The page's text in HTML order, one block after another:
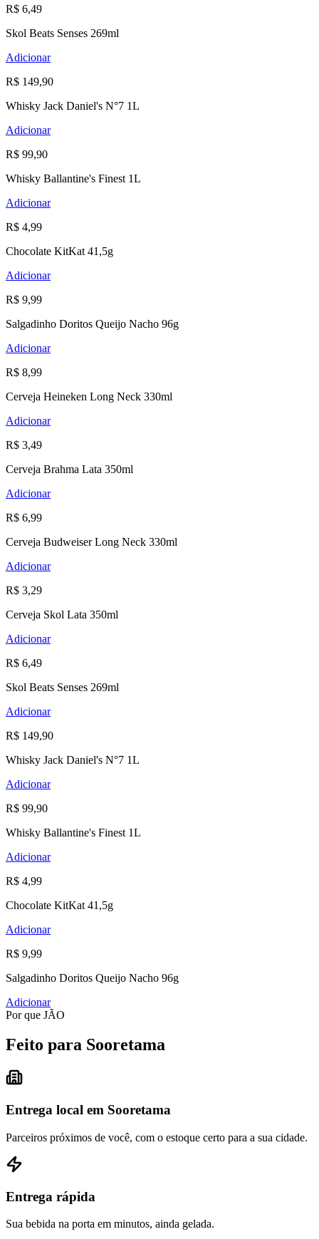
R$ 6,49
Skol Beats Senses 269ml
Adicionar
R$ 149,90
Whisky Jack Daniel's N°7 1L
Adicionar
R$ 99,90
Whisky Ballantine's Finest 1L
Adicionar
R$ 4,99
Chocolate KitKat 41,5g
Adicionar
R$ 9,99
Salgadinho Doritos Queijo Nacho 96g
Adicionar
R$ 8,99
Cerveja Heineken Long Neck 330ml
Adicionar
R$ 3,49
Cerveja Brahma Lata 350ml
Adicionar
R$ 6,99
Cerveja Budweiser Long Neck 330ml
Adicionar
R$ 3,29
Cerveja Skol Lata 350ml
Adicionar
R$ 6,49
Skol Beats Senses 269ml
Adicionar
R$ 149,90
Whisky Jack Daniel's N°7 1L
Adicionar
R$ 99,90
Whisky Ballantine's Finest 1L
Adicionar
R$ 4,99
Chocolate KitKat 41,5g
Adicionar
R$ 9,99
Salgadinho Doritos Queijo Nacho 96g
Adicionar
Por que JÃO
Feito para Sooretama
Entrega local em Sooretama
Parceiros próximos de você, com o estoque certo para a sua cidade.
Entrega rápida
Sua bebida na porta em minutos, ainda gelada.